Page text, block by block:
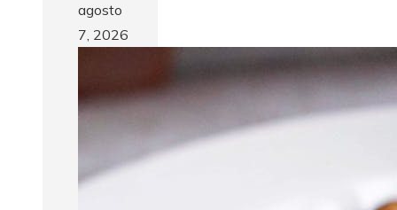
agosto
7, 2026